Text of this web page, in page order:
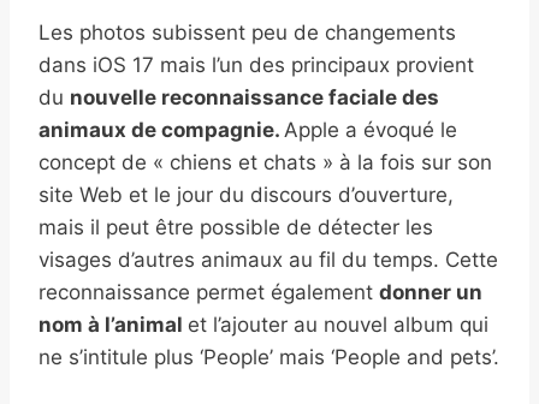
Les photos subissent peu de changements
dans iOS 17 mais l’un des principaux provient
du nouvelle reconnaissance faciale des
animaux de compagnie. Apple a évoqué le
concept de « chiens et chats » à la fois sur son
site Web et le jour du discours d’ouverture,
mais il peut être possible de détecter les
visages d’autres animaux au fil du temps. Cette
reconnaissance permet également donner un
nom à l’animal et l’ajouter au nouvel album qui
ne s’intitule plus ‘People’ mais ‘People and pets’.